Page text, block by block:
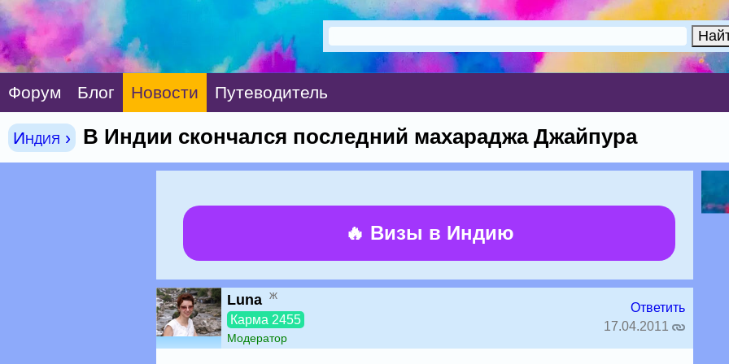
Форум Блог Новости Путеводитель
Индия › В Индии скончался последний махараджа Джайпура
🔥 Визы в Индию
Luna ж
Карма 2455
Модератор
Ответить
17.04.2011